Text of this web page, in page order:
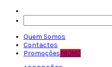
Quem Somos
Contactos
PromoçõesPROMO